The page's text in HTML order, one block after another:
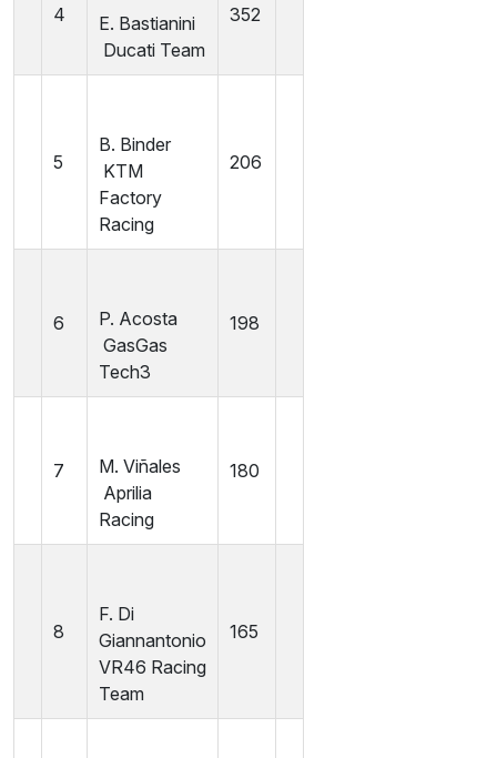
4
E. Bastianini
Ducati Team
352
5
B. Binder
KTM
Factory
Racing
206
6
P. Acosta
GasGas
Tech3
198
7
M. Viñales
Aprilia
Racing
180
8
F. Di
Giannantonio
VR46 Racing
Team
165